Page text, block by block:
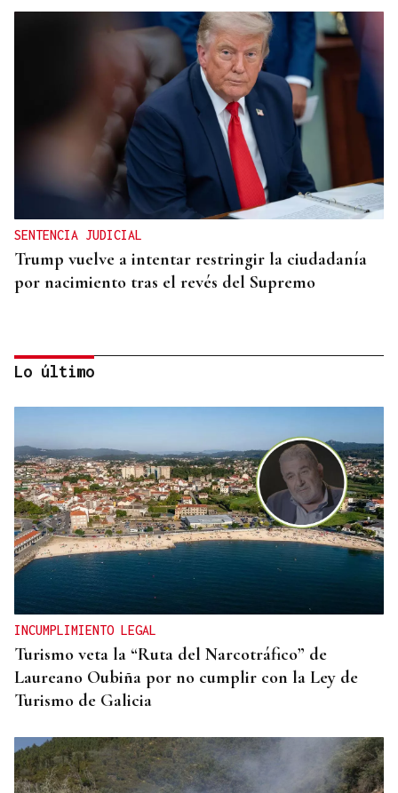
SENTENCIA JUDICIAL
Trump vuelve a intentar restringir la ciudadanía
por nacimiento tras el revés del Supremo
RELACIONES DIPLOMÁTICAS
Chile y Venezuela retoman sus relaciones
consulares tras dos años de ruptura
Lo último
INCUMPLIMIENTO LEGAL
Turismo veta la “Ruta del Narcotráfico” de
Laureano Oubiña por no cumplir con la Ley de
Turismo de Galicia